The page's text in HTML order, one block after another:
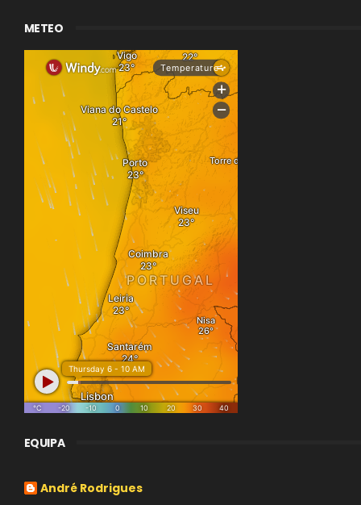
METEO
EQUIPA
André Rodrigues